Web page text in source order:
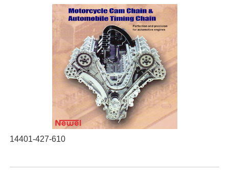
14401-427-610